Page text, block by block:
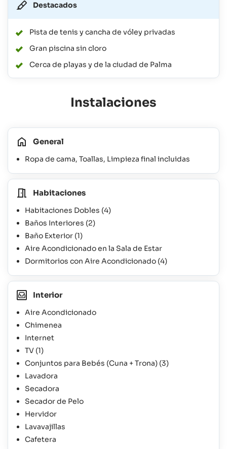
Destacados
Pista de tenis y cancha de vóley privadas
Gran piscina sin cloro
Cerca de playas y de la ciudad de Palma
Instalaciones
General
Ropa de cama, Toallas, Limpieza final incluidas
Habitaciones
Habitaciones Dobles (4)
Baños Interiores (2)
Baño Exterior (1)
Aire Acondicionado en la Sala de Estar
Dormitorios con Aire Acondicionado (4)
Interior
Aire Acondicionado
Chimenea
Internet
TV (1)
Conjuntos para Bebés (Cuna + Trona) (3)
Lavadora
Secadora
Secador de Pelo
Hervidor
Lavavajillas
Cafetera